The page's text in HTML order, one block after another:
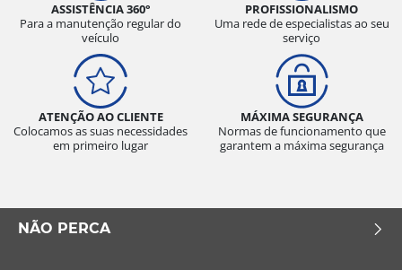
ASSISTÊNCIA 360°
Para a manutenção regular do
veículo
PROFISSIONALISMO
Uma rede de especialistas ao seu
serviço
ATENÇÃO AO CLIENTE
Colocamos as suas necessidades
em primeiro lugar
MÁXIMA SEGURANÇA
Normas de funcionamento que
garantem a máxima segurança
NÃO PERCA